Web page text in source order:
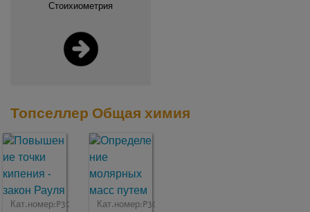
Стоихиометрия
Топселлер Общая химия
Кат.номер: P3021001 Кат.номер: P3021900